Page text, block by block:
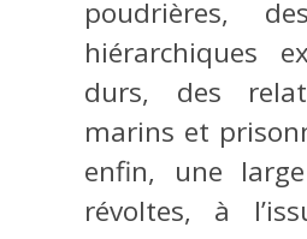
poudrières,
hiérarchiques
durs, des
marins et
enfin, une
révoltes, à